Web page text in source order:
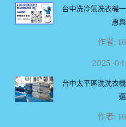
台中洗冷氣洗衣機
惠
作者:
2025-
台中太平區洗洗衣
作者: